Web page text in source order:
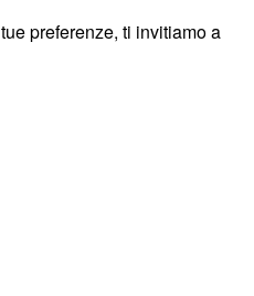
preferenze, ti invitiamo a